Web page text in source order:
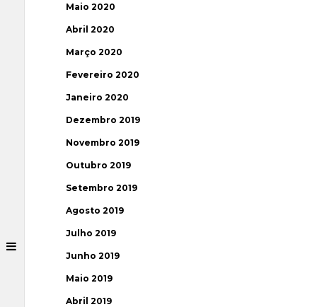
Maio 2020
Abril 2020
Março 2020
Fevereiro 2020
Janeiro 2020
Dezembro 2019
Novembro 2019
Outubro 2019
Setembro 2019
Agosto 2019
Julho 2019
Junho 2019
Maio 2019
Abril 2019